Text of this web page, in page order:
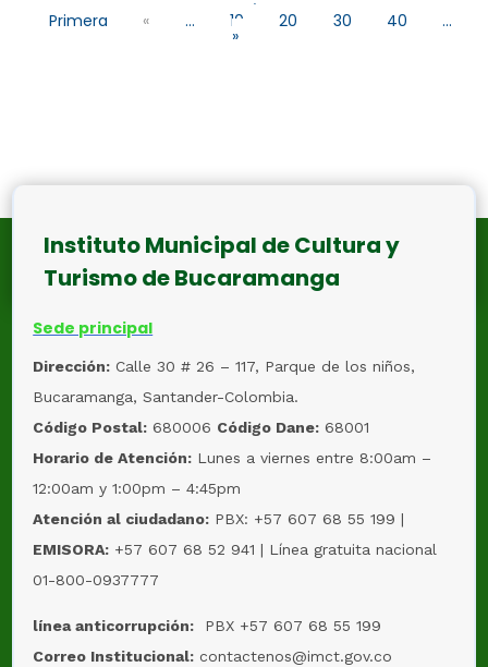
«
Primera « ... 10 20 30 40 ...
»
Instituto Municipal de Cultura y
Turismo de Bucaramanga
Sede principal
Dirección: Calle 30 # 26 – 117, Parque de los niños,
Bucaramanga, Santander-Colombia.
Código Postal: 680006 Código Dane: 68001
Horario de Atención: Lunes a viernes entre 8:00am –
12:00am y 1:00pm – 4:45pm
Atención al ciudadano: PBX: +57 607 68 55 199 |
EMISORA: +57 607 68 52 941 | Línea gratuita nacional
01-800-0937777
línea anticorrupción: PBX +57 607 68 55 199
Correo Institucional: contactenos@imct.gov.co